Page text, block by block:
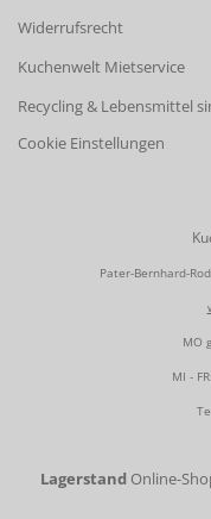
Widerrufsrecht
Kuchenwelt Mietservice
Recycling & Lebensmittel
Cookie Einstellungen
Pater-Bernhard-
MO
MI -
Lagerstand Online-